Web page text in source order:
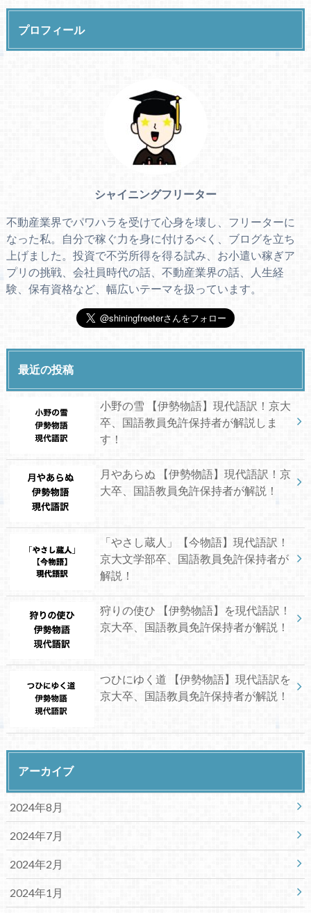
プロフィール
シャイニングフリーター
不動産業界でパワハラを受けて心身を壊し、フリーターに
なった私。自分で稼ぐ力を身に付けるべく、ブログを立ち
上げました。投資で不労所得を得る試み、お小遣い稼ぎア
プリの挑戦、会社員時代の話、不動産業界の話、人生経
験、保有資格など、幅広いテーマを扱っています。
最近の投稿
小野の雪 【伊勢物語】現代語訳！京大
卒、国語教員免許保持者が解説しま
す！
月やあらぬ 【伊勢物語】現代語訳！京
大卒、国語教員免許保持者が解説！
「やさし蔵人」【今物語】現代語訳！
京大文学部卒、国語教員免許保持者が
解説！
狩りの使ひ 【伊勢物語】を現代語訳！
京大卒、国語教員免許保持者が解説！
つひにゆく道 【伊勢物語】現代語訳を
京大卒、国語教員免許保持者が解説！
アーカイブ
2024年8月
2024年7月
2024年2月
2024年1月